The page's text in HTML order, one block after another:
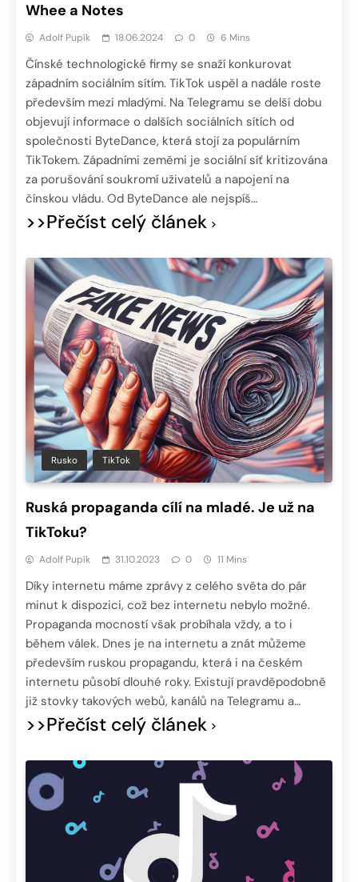
Whee a Notes
Adolf Pupík 18.06.2024 0 6 Mins
Čínské technologické firmy se snaží konkurovat
západním sociálním sítím. TikTok uspěl a nadále roste
především mezi mladými. Na Telegramu se delší dobu
objevují informace o dalších sociálních sítích od
společnosti ByteDance, která stojí za populárním
TikTokem. Západními zeměmi je sociální síť kritizována
za porušování soukromí uživatelů a napojení na
čínskou vládu. Od ByteDance ale nejspíš…
>>Přečíst celý článek
Rusko TikTok
Ruská propaganda cílí na mladé. Je už na
TikToku?
Adolf Pupík 31.10.2023 0 11 Mins
Díky internetu máme zprávy z celého světa do pár
minut k dispozici, což bez internetu nebylo možné.
Propaganda mocností však probíhala vždy, a to i
během válek. Dnes je na internetu a znát můžeme
především ruskou propagandu, která i na českém
internetu působí dlouhé roky. Existují pravděpodobně
již stovky takových webů, kanálů na Telegramu a…
>>Přečíst celý článek